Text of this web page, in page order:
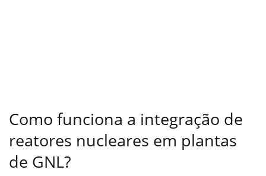
Como funciona a integração de
reatores nucleares em plantas
de GNL?